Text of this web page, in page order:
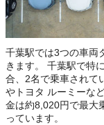
千葉駅では3つの車両
きます。 千葉駅で特
合、2名で乗車されて
やトヨタ ルーミーな
金は約8,020円で最大
っています。